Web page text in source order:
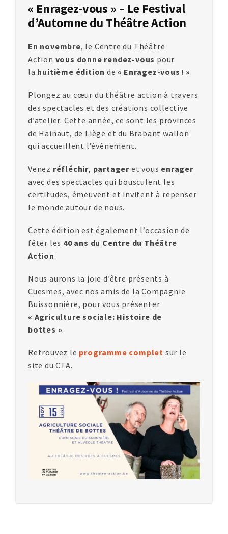
« Enragez-vous » – Le Festival
d’Automne du Théâtre Action
En novembre, le Centre du Théâtre
Action vous donne rendez-vous pour
la huitième édition de « Enragez-vous ! ».
Plongez au cœur du théâtre action à travers
des spectacles et des créations collective
d’atelier. Cette année, ce sont les provinces
de Hainaut, de Liège et du Brabant wallon
qui accueillent l’évènement.
Venez réfléchir, partager et vous enrager
avec des spectacles qui bousculent les
certitudes, émeuvent et invitent à repenser
le monde autour de nous.
Cette édition est également l’occasion de
fêter les 40 ans du Centre du Théâtre
Action.
Nous aurons la joie d’être présents à
Cuesmes, avec nos amis de la Compagnie
Buissonnière, pour vous présenter
« Agriculture sociale: Histoire de
bottes ».
Retrouvez le programme complet sur le
site du CTA.